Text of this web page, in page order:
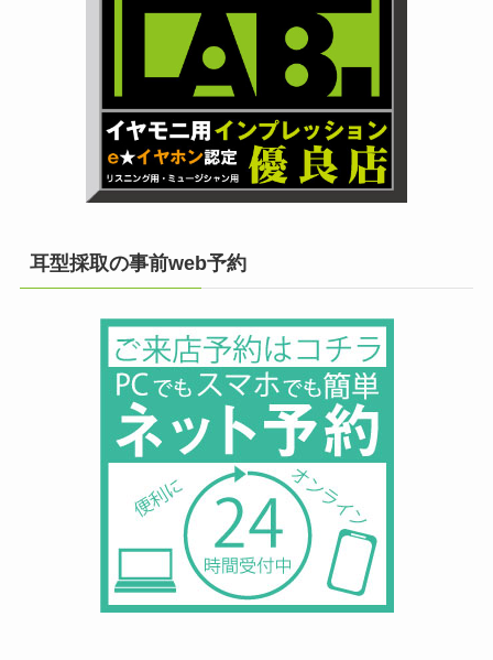
耳型採取の事前web予約